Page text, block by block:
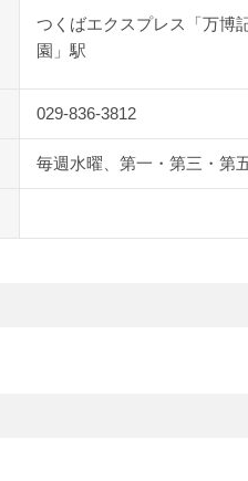
つくばエクスプレス「万博
園」駅
029-836-3812
毎週水曜、第一・第三・第